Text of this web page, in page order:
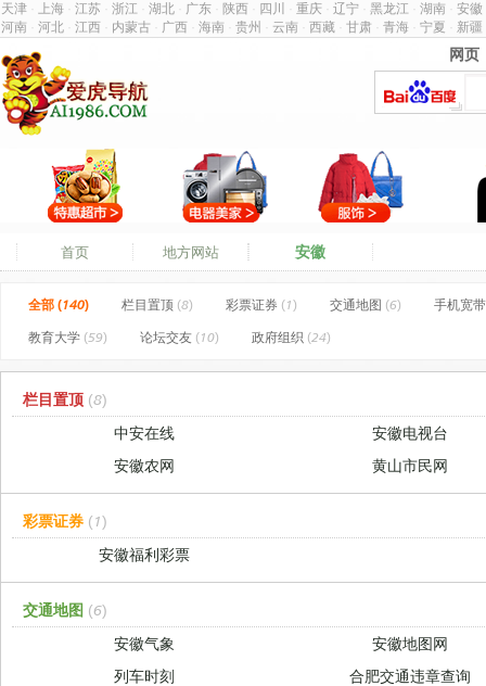
天津 上海 江苏 浙江 湖北 广东 陕西 四川 重庆 辽宁 黑龙江 湖南 安徽
河南
河北 江西 内蒙古 广西 海南 贵州 云南 西藏 甘肃 青海 宁夏 新疆
网页
网页
首页 地方网站 安徽
全部 (140) 栏目置顶 (8) 彩票证券 (1) 交通地图 (6)
手机宽带
教育大学 (59) 论坛交友 (10) 政府组织 (24)
栏目置顶 (8)
中安在线
安徽电视台
安徽农网
黄山市民网
彩票证券 (1)
安徽福利彩票
交通地图 (6)
安徽气象
安徽地图网
列车时刻
合肥交通违章查询